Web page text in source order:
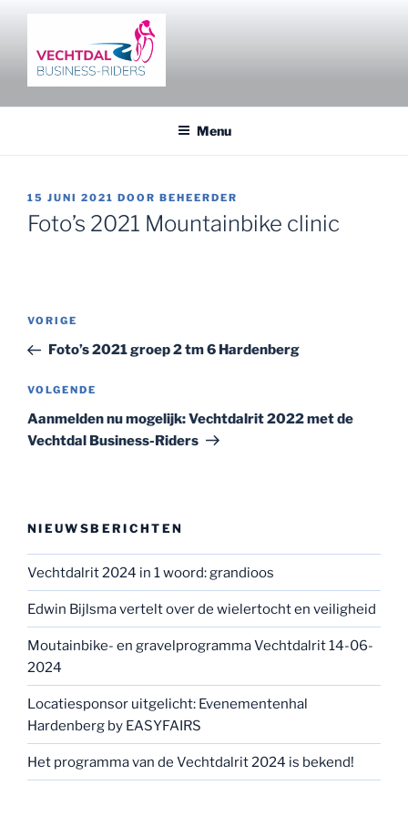
inhoud
VECHTDAL BUSINESS RIDERS
Menu
GEPLAATST
OP
15 JUNI 2021 DOOR BEHEERDER
Foto’s 2021 Mountainbike clinic
Bericht
Vorig
bericht
VORIGE
Foto’s 2021 groep 2 tm 6 Hardenberg
Volgend
bericht
VOLGENDE
Aanmelden nu mogelijk: Vechtdalrit 2022 met de
Vechtdal Business-Riders
NIEUWSBERICHTEN
Vechtdalrit 2024 in 1 woord: grandioos
Edwin Bijlsma vertelt over de wielertocht en veiligheid
Moutainbike- en gravelprogramma Vechtdalrit 14-06-
2024
Locatiesponsor uitgelicht: Evenementenhal
Hardenberg by EASYFAIRS
Het programma van de Vechtdalrit 2024 is bekend!